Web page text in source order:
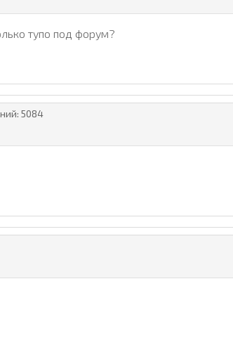
тупо под форум?
5084